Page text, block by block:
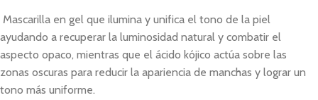
Mascarilla en gel que ilumina y unifica el tono de la piel
ayudando a recuperar la luminosidad natural y combatir el
aspecto opaco, mientras que el ácido kójico actúa sobre las
zonas oscuras para reducir la apariencia de manchas y lograr un
tono más uniforme.